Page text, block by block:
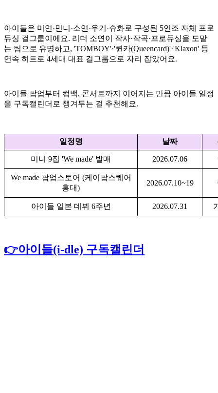
아이들은 미연·민니·소연·우기·슈화로 구성된 5인조 자체 프로
듀싱 걸그룹이에요. 리더 소연이 작사·작곡·프로듀싱을 도맡
는 팀으로 유명하고, 'TOMBOY'·'퀸카(Queencard)'·'Klaxon' 등
연속 히트로 4세대 대표 걸그룹으로 자리 잡았어요.
아이들 팝업부터 컴백, 콘서트까지 이어지는 만큼 아이들 일정
을 구독캘린더로 챙겨두는 걸 추천해요.
일정명 날짜
미니 9집 'We made' 발매 2026.07.06
We made 팝업스토어 (케이팝스퀘어
홍대)
2026.07.10~19
아이들 일본 데뷔 6주년 2026.07.31
👉아이들(i-dle) 구독캘린더